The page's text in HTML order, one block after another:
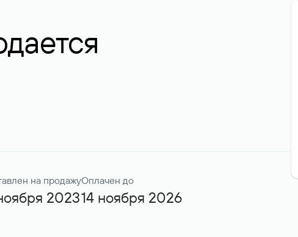
на продажу
2023
Оплачен до
14 ноября 2026